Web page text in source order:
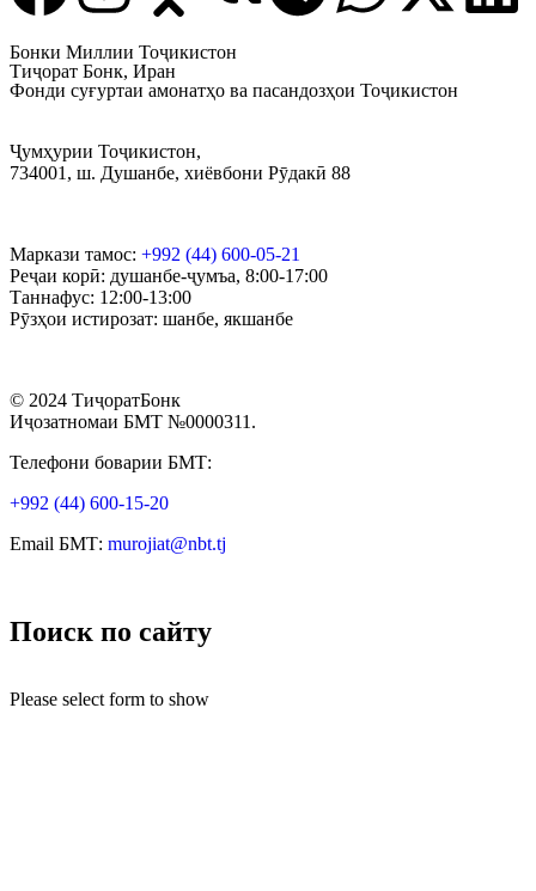
Бонки Миллии Тоҷикистон
Тиҷорат Бонк, Иран
Фонди суғуртаи амонатҳо ва пасандозҳои Тоҷикистон
Ҷумҳурии Тоҷикистон,
734001, ш. Душанбе, хиёвбони Рӯдакӣ 88
Маркази тамос: +992 (44) 600-05-21
Реҷаи корӣ: душанбе-ҷумъа, 8:00-17:00
Таннафус: 12:00-13:00
Рӯзҳои истирозат: шанбе, якшанбе
© 2024 ТиҷоратБонк
Иҷозатномаи БМТ №0000311.
Телефони боварии БМТ:
+992 (44) 600-15-20
Email БМТ: murojiat@nbt.tj
Поиск по сайту
Please select form to show